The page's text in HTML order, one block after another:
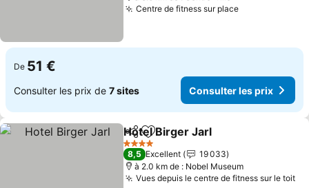
Centre de fitness sur placeConsulter
De 51 €
Consulter les prix de 7 sites Consulter les prix
PartagerAjouter à mes favoris
Hotel Birger Jarl
4 Étoiles
8,5 Excellent
19 033
à 2.0 km de : Nobel Museum
Vues depuis le centre de fitness sur le toit